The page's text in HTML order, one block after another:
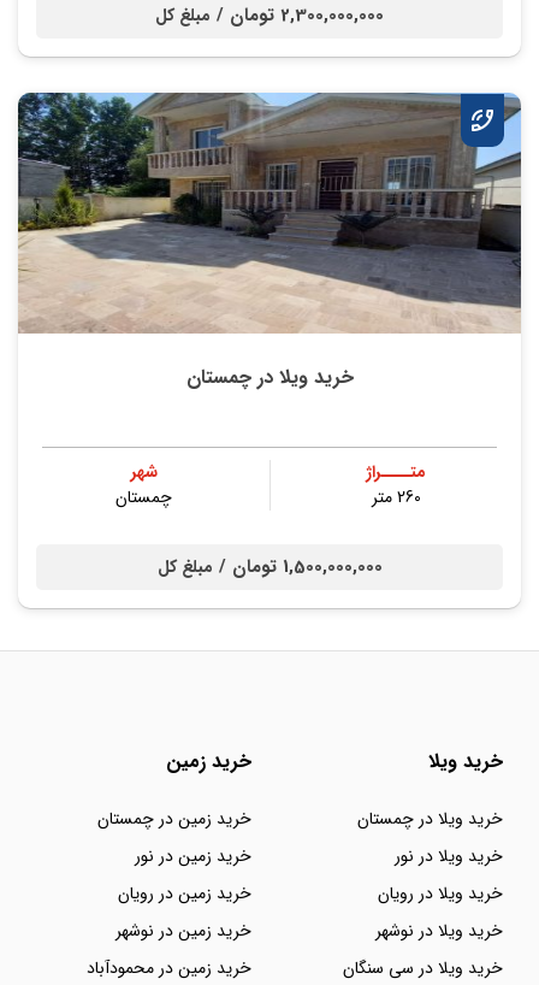
2,300,000,000 تومان / مبلغ کل
خرید ویلا در چمستان
متــــراژ
260 متر
شهر
چمستان
1,500,000,000 تومان / مبلغ کل
خرید ویلا
خرید ویلا در چمستان
خرید ویلا در نور
خرید ویلا در رویان
خرید ویلا در نوشهر
خرید ویلا در سی سنگان
خرید زمین
خرید زمین در چمستان
خرید زمین در نور
خرید زمین در رویان
خرید زمین در نوشهر
خرید زمین در محمودآباد